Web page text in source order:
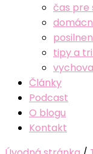
čas pre
tipy a
vychova
Články
Podcast
O blogu
Kontakt